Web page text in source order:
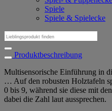
Spiele
Spiele & Spielecke
Suchen
nach:
Produktbeschreibung
Multisensorische Einführung in
… Auf den robusten Holztafeln
0 bis 9, während sie diese mit
dabei die Zahl laut aussprechen.